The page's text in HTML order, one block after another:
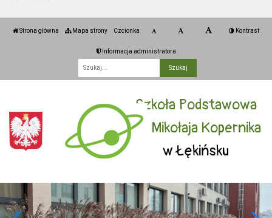
Strona główna Mapa strony Czcionka Kontrast
Informacja administratora
Szkoła Podstawowa
im. Mikołaja Kopernika
w Łękińsku